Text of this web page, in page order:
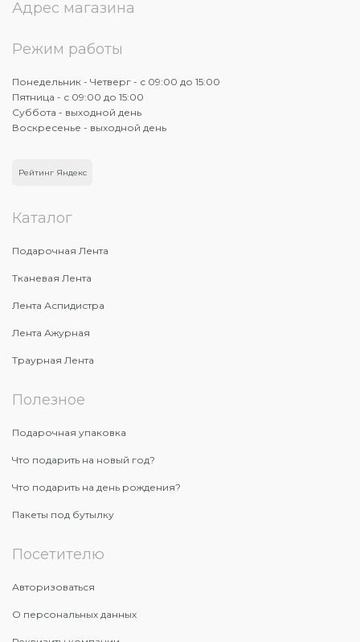
Адрес магазина
Режим работы
Понедельник - Четверг - с 09:00 до 15:00
Пятница - с 09:00 до 15:00
Суббота - выходной день
Воскресенье - выходной день
Рейтинг Яндекс
Каталог
Подарочная Лента
Тканевая Лента
Лента Аспидистра
Лента Ажурная
Траурная Лента
Полезное
Подарочная упаковка
Что подарить на новый год?
Что подарить на день рождения?
Пакеты под бутылку
Посетителю
Авторизоваться
О персональных данных